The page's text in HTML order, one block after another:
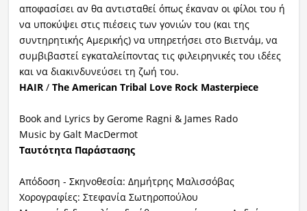
αποφασίσει αν θα αντισταθεί όπως έκαναν οι φίλοι του ή
να υποκύψει στις πιέσεις των γονιών του (και της
συντηρητικής Αμερικής) να υπηρετήσει στο Βιετνάμ, να
συμβιβαστεί εγκαταλείποντας τις φιλειρηνικές του ιδέες
και να διακινδυνεύσει τη ζωή του.
HAIR / The American Tribal Love Rock Masterpiece
Book and Lyrics by Gerome Ragni & James Rado
Music by Galt MacDermot
Ταυτότητα Παράστασης
Απόδοση - Σκηνοθεσία: Δημήτρης Μαλισσόβας
Χορογραφίες: Στεφανία Σωτηροπούλου